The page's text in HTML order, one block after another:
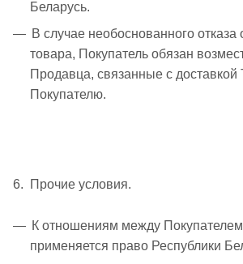
Беларусь.
В случае необоснованного отказа
товара, Покупатель обязан
Продавца, связанные с доставкой
Покупателю.
6. Прочие условия.
К отношениям между
применяется право Республики